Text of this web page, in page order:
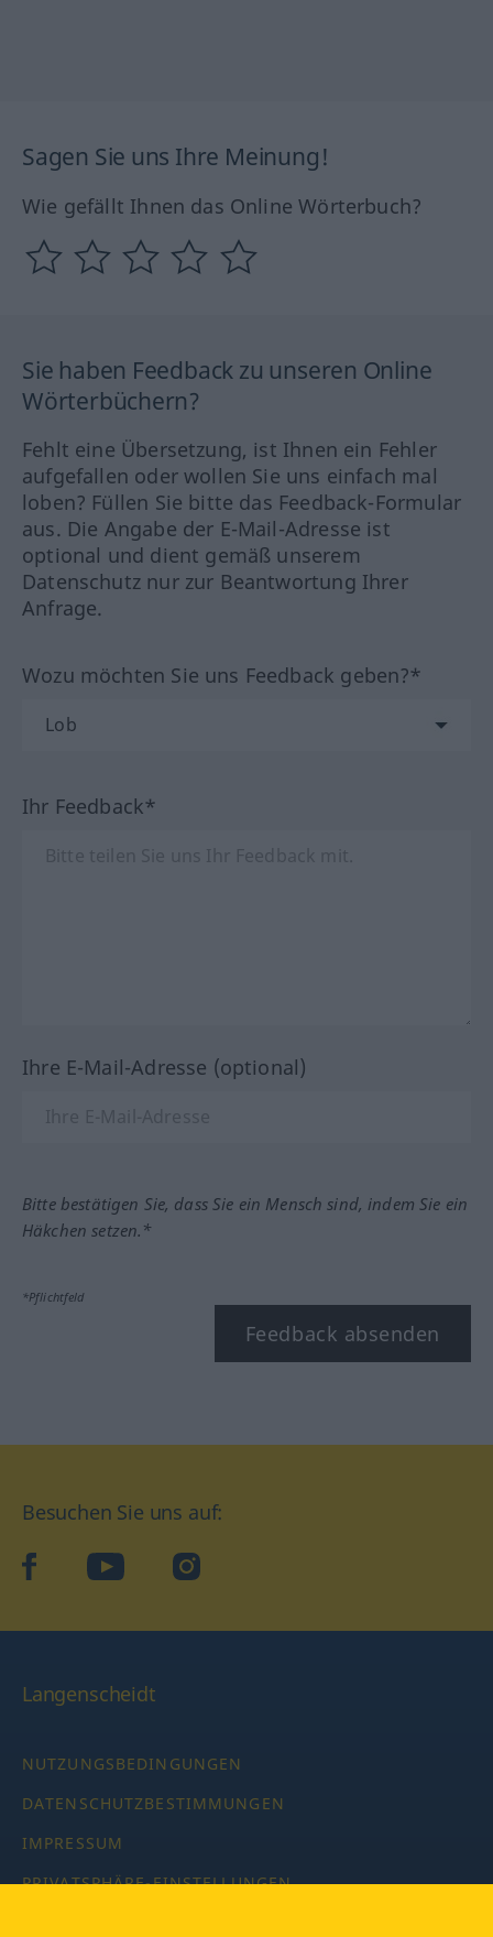
Sagen Sie uns Ihre Meinung!
Wie gefällt Ihnen das Online Wörterbuch?
Sie haben Feedback zu unseren Online
Wörterbüchern?
Fehlt eine Übersetzung, ist Ihnen ein Fehler
aufgefallen oder wollen Sie uns einfach mal
loben? Füllen Sie bitte das Feedback-Formular
aus. Die Angabe der E-Mail-Adresse ist
optional und dient gemäß unserem
Datenschutz nur zur Beantwortung Ihrer
Anfrage.
Wozu möchten Sie uns Feedback geben?*
Ihr Feedback*
Ihre E-Mail-Adresse (optional)
Bitte bestätigen Sie, dass Sie ein Mensch sind, indem Sie ein
Häkchen setzen.*
*Pflichtfeld
Feedback absenden
Besuchen Sie uns auf:
facebookYouTube Instagram
Langenscheidt
NUTZUNGSBEDINGUNGEN
DATENSCHUTZBESTIMMUNGEN
IMPRESSUM
PRIVATSPHÄRE-EINSTELLUNGEN